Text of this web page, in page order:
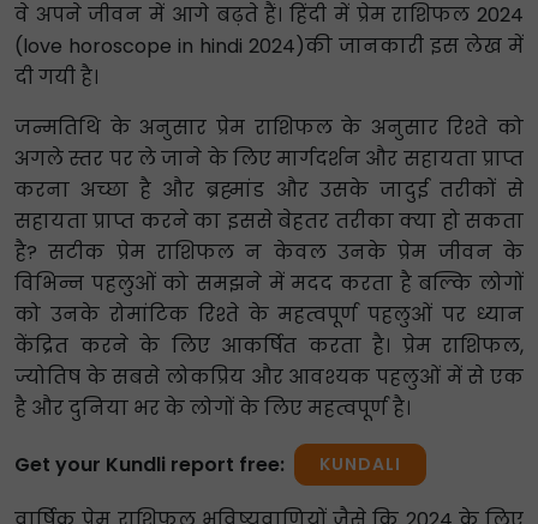
वे अपने जीवन में आगे बढ़ते हैं। हिंदी में प्रेम राशिफल 2024
(love horoscope in hindi 2024)की जानकारी इस लेख में
दी गयी है।
जन्मतिथि के अनुसार प्रेम राशिफल के अनुसार रिश्ते को
अगले स्तर पर ले जाने के लिए मार्गदर्शन और सहायता प्राप्त
करना अच्छा है और ब्रह्मांड और उसके जादुई तरीकों से
सहायता प्राप्त करने का इससे बेहतर तरीका क्या हो सकता
है? सटीक प्रेम राशिफल न केवल उनके प्रेम जीवन के
विभिन्न पहलुओं को समझने में मदद करता है बल्कि लोगों
को उनके रोमांटिक रिश्ते के महत्वपूर्ण पहलुओं पर ध्यान
केंद्रित करने के लिए आकर्षित करता है। प्रेम राशिफल,
ज्योतिष के सबसे लोकप्रिय और आवश्यक पहलुओं में से एक
है और दुनिया भर के लोगों के लिए महत्वपूर्ण है।
Get your Kundli report free: KUNDALI